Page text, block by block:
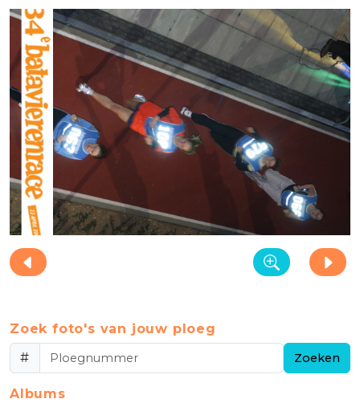
Zoek foto's van jouw ploeg
#
Zoeken
Albums